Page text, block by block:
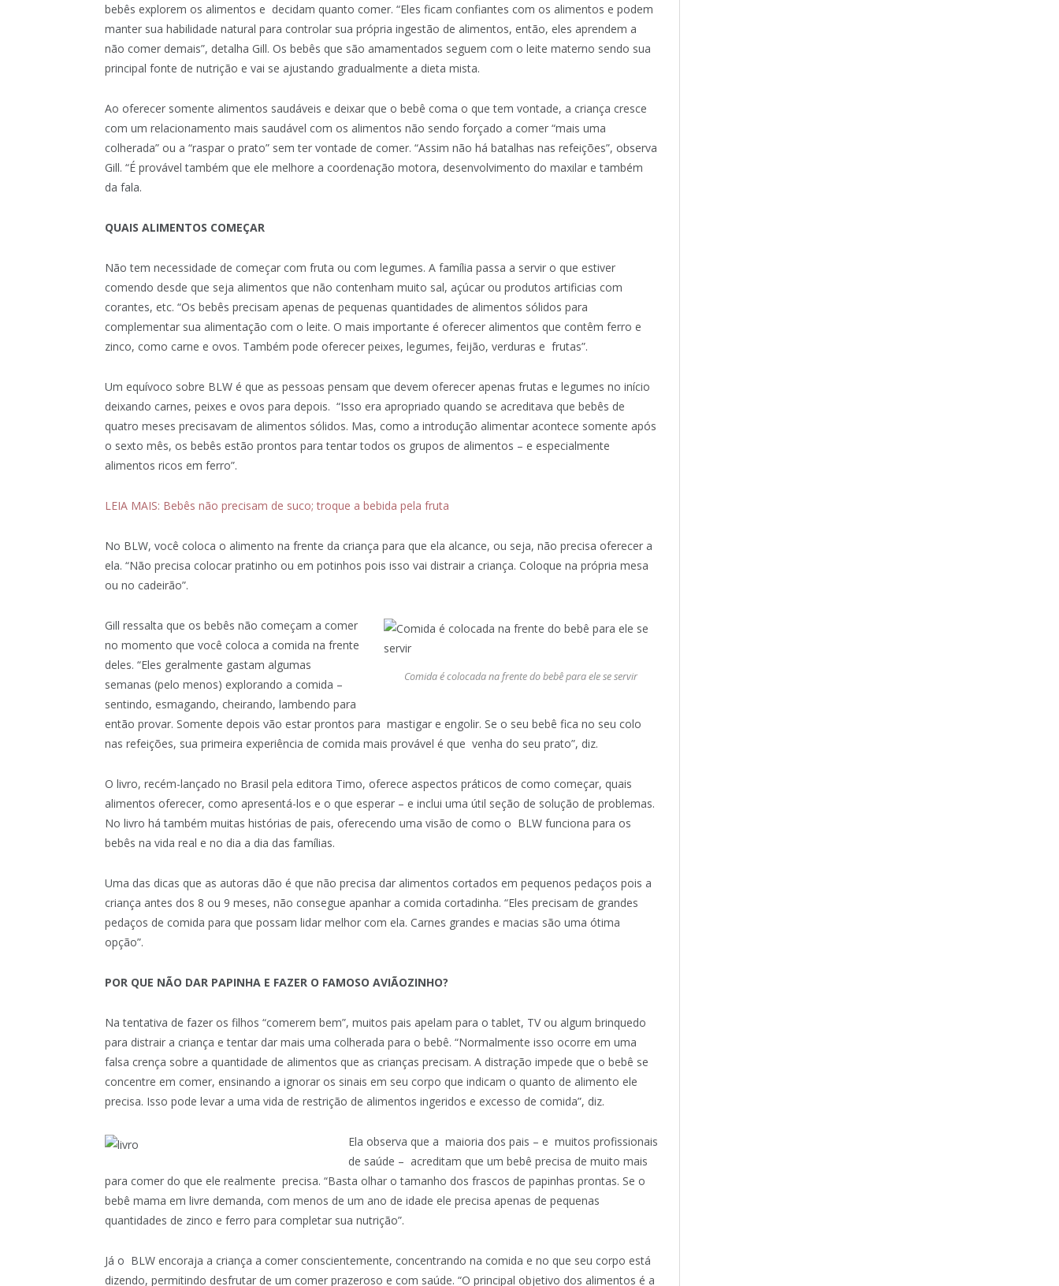
bebês explorem os alimentos e decidam quanto comer. “Eles ficam confiantes com os alimentos e podem
manter sua habilidade natural para controlar sua própria ingestão de alimentos, então, eles aprendem a
não comer demais”, detalha Gill. Os bebês que são amamentados seguem com o leite materno sendo sua
principal fonte de nutrição e vai se ajustando gradualmente a dieta mista.
Ao oferecer somente alimentos saudáveis e deixar que o bebê coma o que tem vontade, a criança cresce
com um relacionamento mais saudável com os alimentos não sendo forçado a comer “mais uma
colherada” ou a “raspar o prato” sem ter vontade de comer. “Assim não há batalhas nas refeições”, observa
Gill. “É provável também que ele melhore a coordenação motora, desenvolvimento do maxilar e também
da fala.
QUAIS ALIMENTOS COMEÇAR
Não tem necessidade de começar com fruta ou com legumes. A família passa a servir o que estiver
comendo desde que seja alimentos que não contenham muito sal, açúcar ou produtos artificias com
corantes, etc. “Os bebês precisam apenas de pequenas quantidades de alimentos sólidos para
complementar sua alimentação com o leite. O mais importante é oferecer alimentos que contêm ferro e
zinco, como carne e ovos. Também pode oferecer peixes, legumes, feijão, verduras e frutas”.
Um equívoco sobre BLW é que as pessoas pensam que devem oferecer apenas frutas e legumes no início
deixando carnes, peixes e ovos para depois. “Isso era apropriado quando se acreditava que bebês de
quatro meses precisavam de alimentos sólidos. Mas, como a introdução alimentar acontece somente após
o sexto mês, os bebês estão prontos para tentar todos os grupos de alimentos – e especialmente
alimentos ricos em ferro”.
LEIA MAIS: Bebês não precisam de suco; troque a bebida pela fruta
No BLW, você coloca o alimento na frente da criança para que ela alcance, ou seja, não precisa oferecer a
ela. “Não precisa colocar pratinho ou em potinhos pois isso vai distrair a criança. Coloque na própria mesa
ou no cadeirão”.
Comida é colocada na frente do bebê para ele se servir
Gill ressalta que os bebês não começam a comer
no momento que você coloca a comida na frente
deles. “Eles geralmente gastam algumas
semanas (pelo menos) explorando a comida –
sentindo, esmagando, cheirando, lambendo para
então provar. Somente depois vão estar prontos para mastigar e engolir. Se o seu bebê fica no seu colo
nas refeições, sua primeira experiência de comida mais provável é que venha do seu prato”, diz.
O livro, recém-lançado no Brasil pela editora Timo, oferece aspectos práticos de como começar, quais
alimentos oferecer, como apresentá-los e o que esperar – e inclui uma útil seção de solução de problemas.
No livro há também muitas histórias de pais, oferecendo uma visão de como o BLW funciona para os
bebês na vida real e no dia a dia das famílias.
Uma das dicas que as autoras dão é que não precisa dar alimentos cortados em pequenos pedaços pois a
criança antes dos 8 ou 9 meses, não consegue apanhar a comida cortadinha. “Eles precisam de grandes
pedaços de comida para que possam lidar melhor com ela. Carnes grandes e macias são uma ótima
opção”.
POR QUE NÃO DAR PAPINHA E FAZER O FAMOSO AVIÃOZINHO?
Na tentativa de fazer os filhos “comerem bem”, muitos pais apelam para o tablet, TV ou algum brinquedo
para distrair a criança e tentar dar mais uma colherada para o bebê. “Normalmente isso ocorre em uma
falsa crença sobre a quantidade de alimentos que as crianças precisam. A distração impede que o bebê se
concentre em comer, ensinando a ignorar os sinais em seu corpo que indicam o quanto de alimento ele
precisa. Isso pode levar a uma vida de restrição de alimentos ingeridos e excesso de comida”, diz.
Ela observa que a maioria dos pais – e muitos profissionais
de saúde – acreditam que um bebê precisa de muito mais
para comer do que ele realmente precisa. “Basta olhar o tamanho dos frascos de papinhas prontas. Se o
bebê mama em livre demanda, com menos de um ano de idade ele precisa apenas de pequenas
quantidades de zinco e ferro para completar sua nutrição”.
Já o BLW encoraja a criança a comer conscientemente, concentrando na comida e no que seu corpo está
dizendo, permitindo desfrutar de um comer prazeroso e com saúde. “O principal objetivo dos alimentos é a